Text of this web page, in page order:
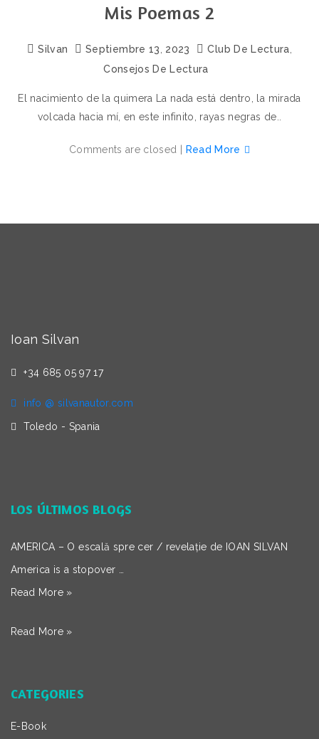
Mis Poemas 2
Silvan Septiembre 13, 2023 Club De Lectura,
Consejos De Lectura
El nacimiento de la quimera La nada está dentro, la mirada
volcada hacia mí, en este infinito, rayas negras de..
Comments are closed | Read More
Ioan Silvan
+34 685 05 97 17
info @ silvanautor.com
Toledo - Spania
LOS ÚLTIMOS BLOGS
AMERICA – O escală spre cer / revelație de IOAN SILVAN
America is a stopover …
Read More »
Read More »
CATEGORIES
E-Book